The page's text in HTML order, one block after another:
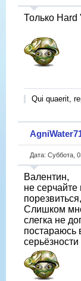
Только Hard
Qui quaerit,
Дата: Суббота,
Валентин,
не
Слишком
слегка не
постараюсь
серьёзности